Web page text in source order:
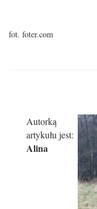
fot. foter.com
Autorką
artykułu jest:
Alina